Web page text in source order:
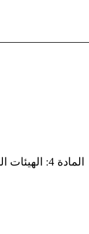
المادة 4: الهيئات المعنية ب المساواة بين الجنسين والتدابير الخاصة